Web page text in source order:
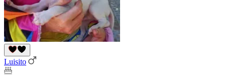
Luisito